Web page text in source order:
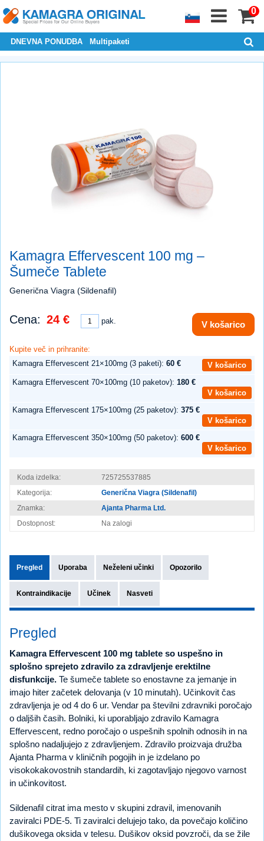
0
DNEVNA PONUDBA Multipaketi
Kamagra Effervescent 100 mg –
Šumeče Tablete
Generična Viagra (Sildenafil)
Cena: 24 € pak. V košarico
Kupite več in prihranite:
Kamagra Effervescent 21×100mg (3 paketi): 60 €
V košarico
Kamagra Effervescent 70×100mg (10 paketov): 180 €
V košarico
Kamagra Effervescent 175×100mg (25 paketov): 375 €
V košarico
Kamagra Effervescent 350×100mg (50 paketov): 600 €
V košarico
Koda izdelka:
725725537885
Kategorija:
Generična Viagra (Sildenafil)
Znamka:
Ajanta Pharma Ltd.
Dostopnost:
Na zalogi
Pregled Uporaba Neželeni učinki Opozorilo
Kontraindikacije Učinek Nasveti
Pregled
Kamagra Effervescent 100 mg tablete so uspešno in
splošno sprejeto zdravilo za zdravljenje erektilne
disfunkcije. Te šumeče tablete so enostavne za jemanje in
imajo hiter začetek delovanja (v 10 minutah). Učinkovit čas
zdravljenja je od 4 do 6 ur. Vendar pa številni zdravniki poročajo
o daljših časih. Bolniki, ki uporabljajo zdravilo Kamagra
Effervescent, redno poročajo o uspešnih spolnih odnosih in na
splošno nadaljujejo z zdravljenjem. Zdravilo proizvaja družba
Ajanta Pharma v kliničnih pogojih in je izdelano po
visokokakovostnih standardih, ki zagotavljajo njegovo varnost
in učinkovitost.
Sildenafil citrat ima mesto v skupini zdravil, imenovanih
zaviralci PDE-5. Ti zaviralci delujejo tako, da povečajo količino
dušikovega oksida v telesu. Dušikov oksid povzroči, da se žile